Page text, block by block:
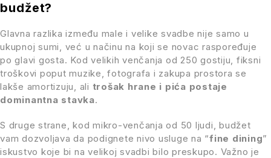
budžet?
Glavna razlika između male i velike svadbe nije samo u
ukupnoj sumi, već u načinu na koji se novac raspoređuje
po glavi gosta. Kod velikih venčanja od 250 gostiju, fiksni
troškovi poput muzike, fotografa i zakupa prostora se
lakše amortizuju, ali trošak hrane i pića postaje
dominantna stavka.
S druge strane, kod mikro-venčanja od 50 ljudi, budžet
vam dozvoljava da podignete nivo usluge na “fine dining”
iskustvo koje bi na velikoj svadbi bilo preskupo. Važno je